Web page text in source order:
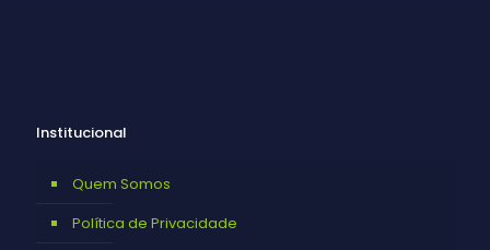
Institucional
Quem Somos
Política de Privacidade